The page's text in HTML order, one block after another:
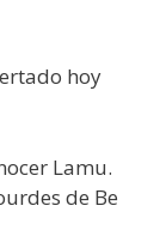
hoy
Lamu.
de Be